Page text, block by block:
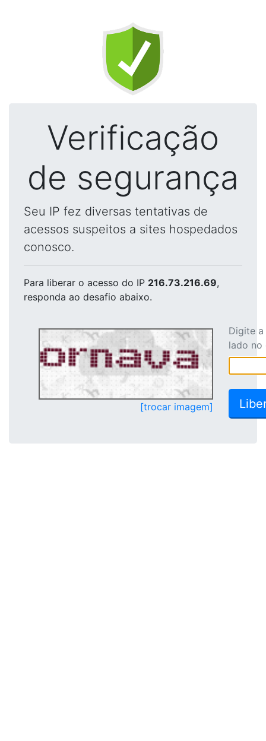
Verificação
de segurança
Seu IP fez diversas tentativas de
acessos suspeitos a sites hospedados
conosco.
Para liberar o acesso do IP 216.73.216.69,
responda ao desafio abaixo.
[trocar imagem]
Digite
lado no